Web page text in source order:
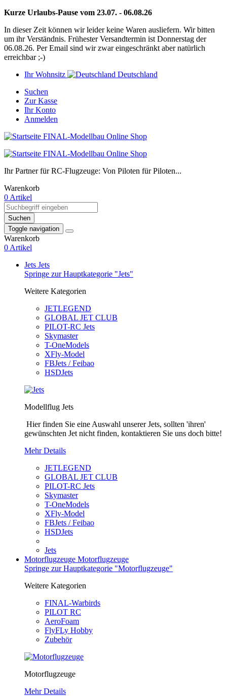
Kurze Urlaubs-Pause vom 23.07. - 06.08.26
In dieser Zeit können wir leider keine Waren ausliefern. Wir bitten
um ihr Verständnis. Frühester Versandtermin ist Donnerstag der
06.08.26. Per Email sind wir zwar eingeschränkt aber natürlich
erreichbar ;-)
Ihr Wohnsitz
Deutschland
Suchen
Zur Kasse
Ihr Konto
Anmelden
Ihr Partner für RC-Flugzeuge: Von Piloten für Piloten...
Warenkorb
0 Artikel
Suchen
Toggle navigation
Warenkorb
0 Artikel
Jets Jets
Springe zur Hauptkategorie "Jets"
Weitere Kategorien
JETLEGEND
GLOBAL JET CLUB
PILOT-RC Jets
Skymaster
T-OneModels
XFly-Model
FBJets / Feibao
HSDJets
Modellflug Jets
Hier finden Sie eine Auswahl unserer Jets, sollten 'ihren'
gewünschten Jet nicht finden, kontaktieren Sie uns doch bitte!
Mehr Details
JETLEGEND
GLOBAL JET CLUB
PILOT-RC Jets
Skymaster
T-OneModels
XFly-Model
FBJets / Feibao
HSDJets
Jets
Motorflugzeuge Motorflugzeuge
Springe zur Hauptkategorie "Motorflugzeuge"
Weitere Kategorien
FINAL-Warbirds
PILOT RC
AeroFoam
FlyFLy Hobby
Zubehör
Motorflugzeuge
Mehr Details